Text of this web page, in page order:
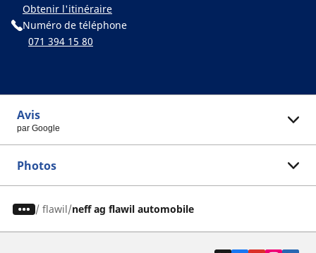
Obtenir l'itinéraire
Numéro de téléphone
071 394 15 80
Avis
par Google
Photos
/ flawil neff ag flawil automobile